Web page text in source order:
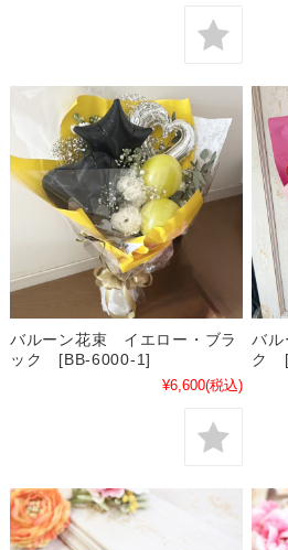
バルーン花束 イエロー・ブラ
ック [BB-6000-1]
¥6,600(税込)
バ
ク